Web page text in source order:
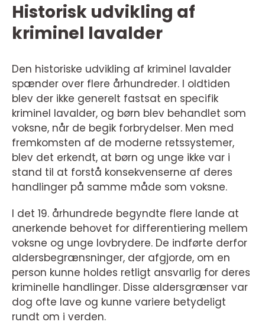
Historisk udvikling af
kriminel lavalder
Den historiske udvikling af kriminel lavalder
spænder over flere århundreder. I oldtiden
blev der ikke generelt fastsat en specifik
kriminel lavalder, og børn blev behandlet som
voksne, når de begik forbrydelser. Men med
fremkomsten af de moderne retssystemer,
blev det erkendt, at børn og unge ikke var i
stand til at forstå konsekvenserne af deres
handlinger på samme måde som voksne.
I det 19. århundrede begyndte flere lande at
anerkende behovet for differentiering mellem
voksne og unge lovbrydere. De indførte derfor
aldersbegrænsninger, der afgjorde, om en
person kunne holdes retligt ansvarlig for deres
kriminelle handlinger. Disse aldersgrænser var
dog ofte lave og kunne variere betydeligt
rundt om i verden.